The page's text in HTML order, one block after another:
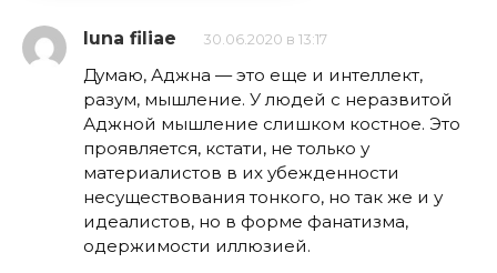
luna filiae 30.06.2020 в 13:17
Думаю, Аджна — это еще и интеллект,
разум, мышление. У людей с неразвитой
Аджной мышление слишком костное. Это
проявляется, кстати, не только у
материалистов в их убежденности
несуществования тонкого, но так же и у
идеалистов, но в форме фанатизма,
одержимости иллюзией.